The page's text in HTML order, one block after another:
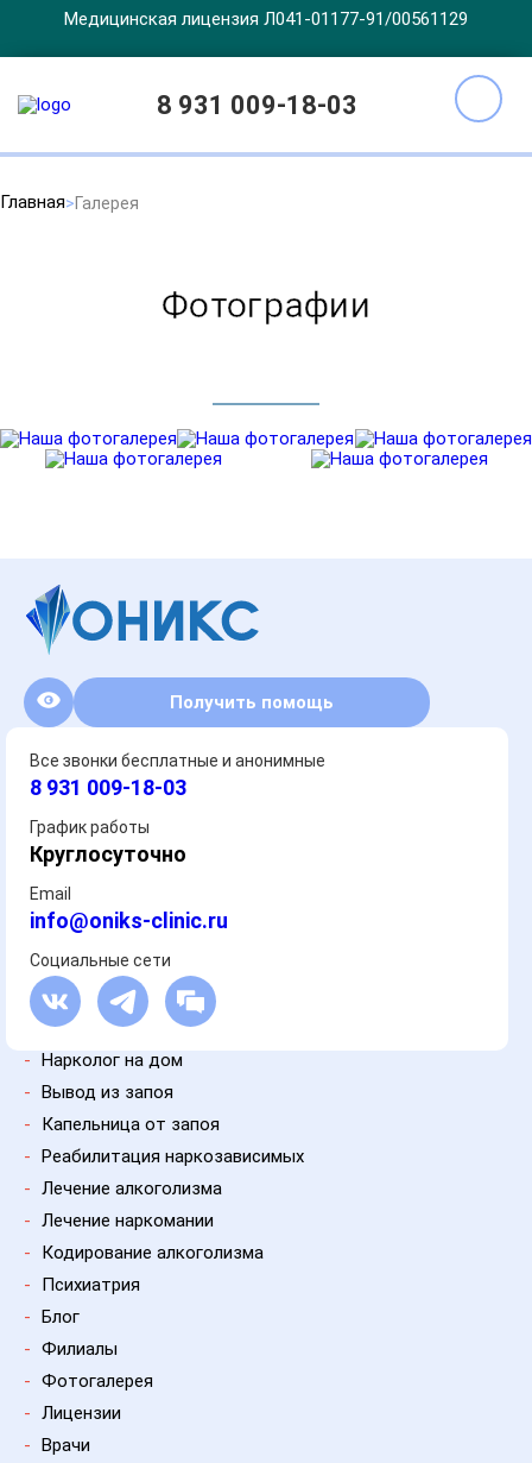
Медицинская лицензия Л041-01177-91/00561129
8 931 009-18-03
Главная Галерея
Фотографии
Получить помощь
- Нарколог на дом
- Вывод из запоя
-
Капельница от запоя
- Реабилитация наркозависимых
- Лечение алкоголизма
- Лечение наркомании
-
Кодирование алкоголизма
-
Психиатрия
- Блог
- Филиалы
- Фотогалерея
- Лицензии
- Врачи
Все звонки бесплатные и анонимные
8 931 009-18-03
График работы
Круглосуточно
Email
info@oniks-clinic.ru
Социальные сети